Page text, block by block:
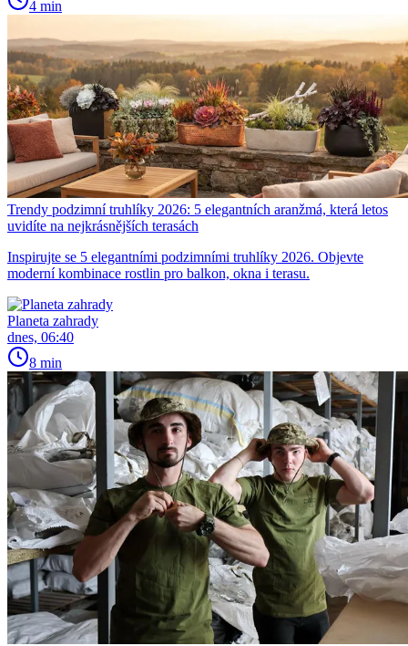
4 min
Trendy podzimní truhlíky 2026: 5 elegantních aranžmá, která letos
uvidíte na nejkrásnějších terasách
Inspirujte se 5 elegantními podzimními truhlíky 2026. Objevte
moderní kombinace rostlin pro balkon, okna i terasu.
Planeta zahrady
dnes, 06:40
8 min